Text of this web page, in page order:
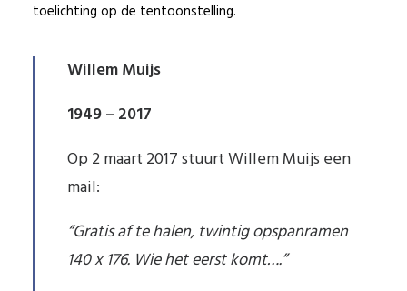
toelichting op de tentoonstelling.
Willem Muijs
1949 – 2017
Op 2 maart 2017 stuurt Willem Muijs een
mail:
“Gratis af te halen, twintig opspanramen
140 x 176. Wie het eerst komt….”